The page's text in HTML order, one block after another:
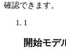
確認できます。
1
開始モデ